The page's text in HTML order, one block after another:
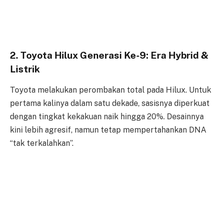
2. Toyota Hilux Generasi Ke-9: Era Hybrid &
Listrik
Toyota melakukan perombakan total pada Hilux. Untuk
pertama kalinya dalam satu dekade, sasisnya diperkuat
dengan tingkat kekakuan naik hingga 20%. Desainnya
kini lebih agresif, namun tetap mempertahankan DNA
“tak terkalahkan”.